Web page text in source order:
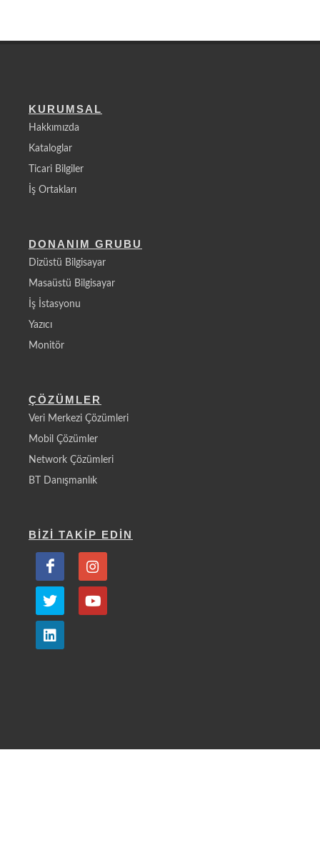
KURUMSAL
Hakkımızda
Kataloglar
Ticari Bilgiler
İş Ortakları
DONANIM GRUBU
Dizüstü Bilgisayar
Masaüstü Bilgisayar
İş İstasyonu
Yazıcı
Monitör
ÇÖZÜMLER
Veri Merkezi Çözümleri
Mobil Çözümler
Network Çözümleri
BT Danışmanlık
BİZİ TAKİP EDİN